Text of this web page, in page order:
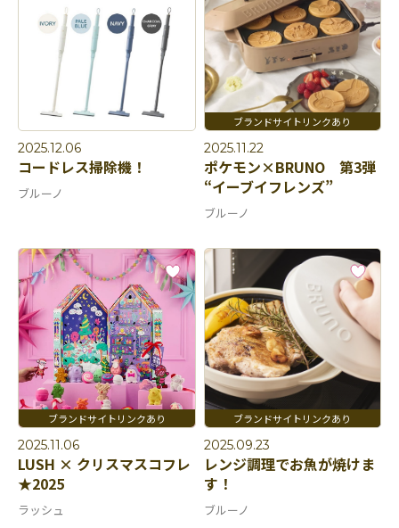
2025.12.06
コードレス掃除機！
ブルーノ
2025.11.22
ポケモン×BRUNO 第3弾
“イーブイフレンズ”
ブルーノ
2025.11.06
LUSH × クリスマスコフレ
★2025
ラッシュ
2025.09.23
レンジ調理でお魚が焼けま
す！
ブルーノ